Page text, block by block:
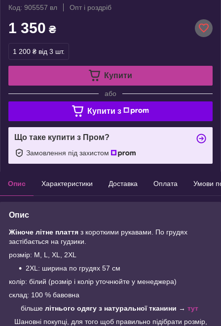
Код: 905557 вл
Опт і роздріб
1 350 ₴
1 200 ₴ від 3 шт.
Купити
або
Купити з
Що таке купити з Пром?
Замовлення під захистом
Опис Характеристики Доставка Оплата Умови
Опис
Жіноче літне плаття з короткими рукавами. По грудях
застібається на гудзики.
розмір: M, L, XL, 2XL
2XL: ширина по грудях 57 см
колір: білий (розмір і колір уточнюйте у менеджера)
склад: 100 % бавовна
більше літнього одягу з натуральної тканини → тут
Шановні покупці, для того щоб правильно підібрати розмір,